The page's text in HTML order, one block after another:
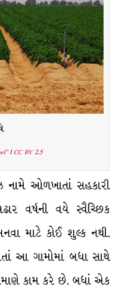
|CC BY 2.5
નામે ઓળખાતાં સહકારી
વર્ષની વયે સ્વૈચ્છિક
માટે કોઈ શુલ્ક નથી.
આ ગામોમાં બધા સાથે
કામ કરે છે. બધાં એક